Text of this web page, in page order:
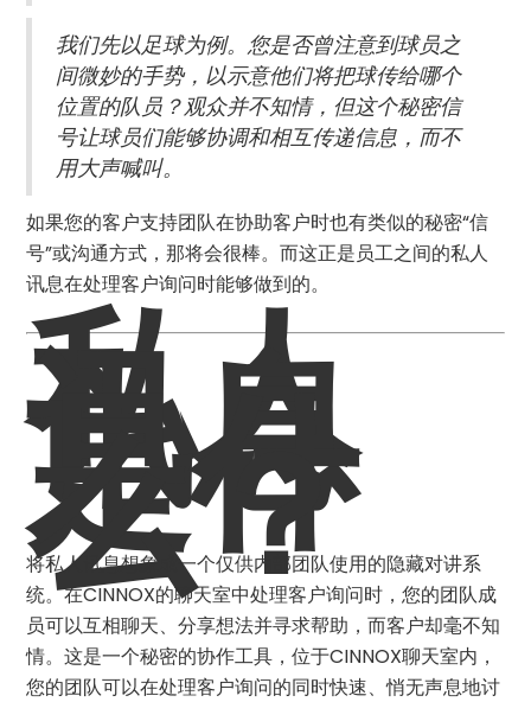
我们先以足球为例。您是否曾注意到球员之
间微妙的手势，以示意他们将把球传给哪个
位置的队员？观众并不知情，但这个秘密信
号让球员们能够协调和相互传递信息，而不
用大声喊叫。
如果您的客户支持团队在协助客户时也有类似的秘密“信
号”或沟通方式，那将会很棒。而这正是员工之间的私人
讯息在处理客户询问时能够做到的。
私人
讯息
是什
么？
将私人讯息想象成一个仅供内部团队使用的隐藏对讲系
统。在CINNOX的聊天室中处理客户询问时，您的团队成
员可以互相聊天、分享想法并寻求帮助，而客户却毫不知
情。这是一个秘密的协作工具，位于CINNOX聊天室内，
您的团队可以在处理客户询问的同时快速、悄无声息地讨